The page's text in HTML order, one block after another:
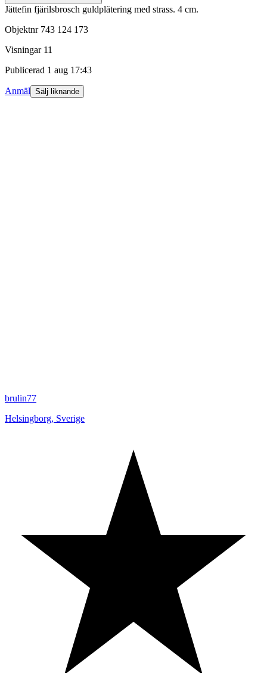
Jättefin fjärilsbrosch guldplätering med strass. 4 cm.
Objektnr 743 124 173
Visningar 11
Publicerad 1 aug 17:43
Anmäl Sälj liknande
brulin77
Helsingborg, Sverige